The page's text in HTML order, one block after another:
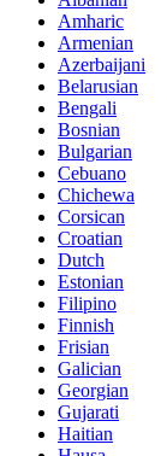
Amharic
Armenian
Azerbaijani
Belarusian
Bengali
Bosnian
Bulgarian
Cebuano
Chichewa
Corsican
Croatian
Dutch
Estonian
Filipino
Finnish
Frisian
Galician
Georgian
Gujarati
Haitian